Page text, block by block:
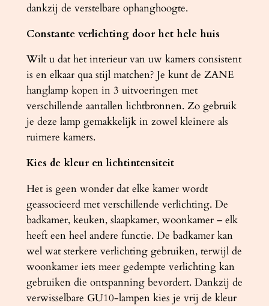
dankzij de verstelbare ophanghoogte.
Constante verlichting door het hele huis
Wilt u dat het interieur van uw kamers consistent
is en elkaar qua stijl matchen? Je kunt de ZANE
hanglamp kopen in 3 uitvoeringen met
verschillende aantallen lichtbronnen. Zo gebruik
je deze lamp gemakkelijk in zowel kleinere als
ruimere kamers.
Kies de kleur en lichtintensiteit
Het is geen wonder dat elke kamer wordt
geassocieerd met verschillende verlichting. De
badkamer, keuken, slaapkamer, woonkamer – elk
heeft een heel andere functie. De badkamer kan
wel wat sterkere verlichting gebruiken, terwijl de
woonkamer iets meer gedempte verlichting kan
gebruiken die ontspanning bevordert. Dankzij de
verwisselbare GU10-lampen kies je vrij de kleur